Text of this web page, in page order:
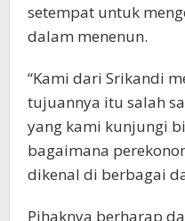
setempat untuk
dalam menenun.
“Kami dari Srikandi
tujuannya itu salah
yang kami kunjungi
bagaimana
dikenal di berbagai
Pihaknya berharap